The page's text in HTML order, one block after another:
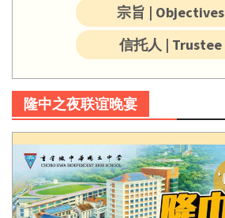
宗旨 | Objectives
信托人 | Trustee
隆中之夜联谊晚宴